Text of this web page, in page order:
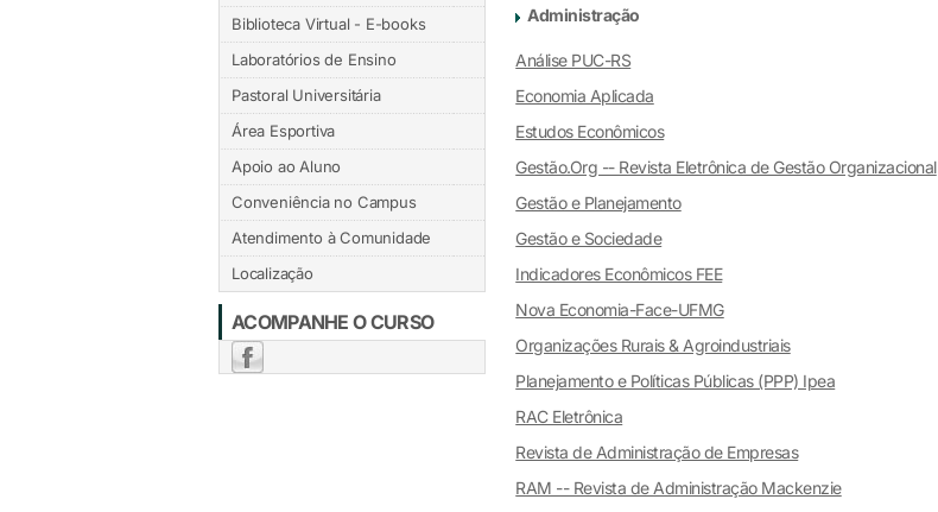
Biblioteca Virtual - E-books
Laboratórios de Ensino
Pastoral Universitária
Área Esportiva
Apoio ao Aluno
Conveniência no Campus
Atendimento à Comunidade
Localização
ACOMPANHE O CURSO
Administração
Análise PUC-RS
Economia Aplicada
Estudos Econômicos
Gestão.Org -- Revista Eletrônica de Gestão Organizacional
Gestão e Planejamento
Gestão e Sociedade
Indicadores Econômicos FEE
Nova Economia-Face-UFMG
Organizações Rurais & Agroindustriais
Planejamento e Políticas Públicas (PPP) Ipea
RAC Eletrônica
Revista de Administração de Empresas
RAM -- Revista de Administração Mackenzie